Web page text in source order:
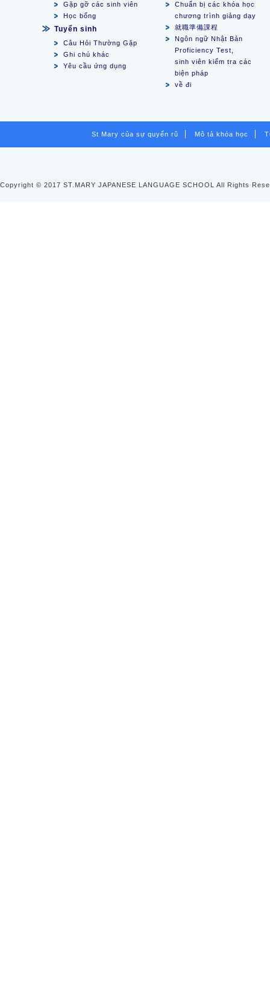
Gặp gỡ các sinh viên
Học bổng
Tuyển sinh
Câu Hỏi Thường Gặp
Ghi chú khác
Yêu cầu ứng dụng
Chuẩn bị các khóa học
chương trình giảng dạy
就職準備課程
Ngôn ngữ Nhật Bản
Proficiency Test,
sinh viên kiểm tra các
biện pháp
về đi
St Mary của sự quyến rũ Mô tả khóa học
Copyright © 2017 ST.MARY JAPANESE LANGUAGE SCHOOL All Rights